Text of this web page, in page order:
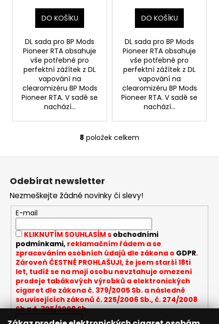
DO KOŠÍKU
DL sada pro BP Mods
Pioneer RTA obsahuje
vše potřebné pro
perfektní zážítek z DL
vapování na
clearomizéru BP Mods
Pioneer RTA. V sadě se
nachází...
DO KOŠÍKU
DL sada pro BP Mods
Pioneer RTA obsahuje
vše potřebné pro
perfektní zážítek z DL
vapování na
clearomizéru BP Mods
Pioneer RTA. V sadě se
nachází...
O
v
a
c
í
p
r
v
k
y
v
ý
p
8 položek celkem
Odebírat newsletter
Nezmeškejte žádné novinky či slevy!
E-mail
KLIKNUTÍM SOUHLASÍM s obchodními
podmínkami,reklamačním řádem a se
zpracováním osobních údajů dle zákona o GDPR.
Zároveň ČESTNĚ PROHLAŠUJI, že jsem starší 18ti
let, tudíž se na moji osobu nevztahuje omezení
prodeje tabákových výrobků a elektronických
cigaret dle zákona č. 379/2005 Sb. a následně
souvisejících zákonů č. 225/2006 Sb., č. 274/2008
Sb a č. 305/2009 Sb.